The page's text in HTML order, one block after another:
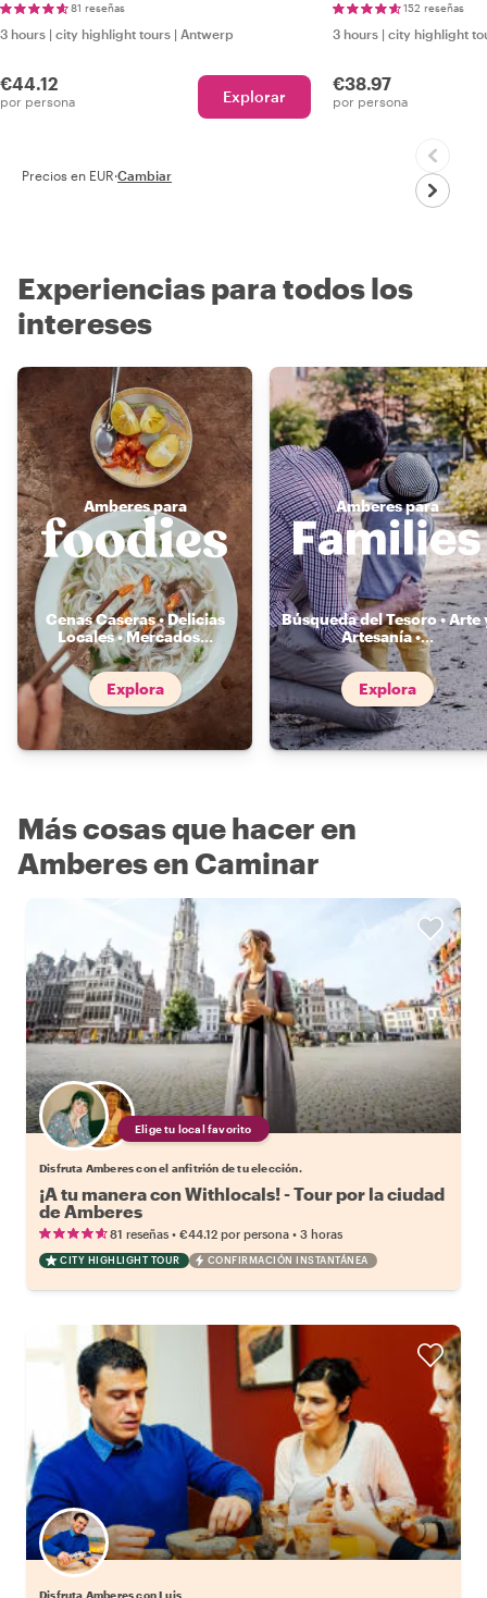
81 reseñas
3 hours | city highlight tours | Antwerp
€44.12
por persona Explorar
152 reseñas
3 hours | city highlight
€38.97
por persona
Precios en EUR·Cambiar
Experiencias para todos los
intereses
Amberes para
Cenas Caseras • Delicias
Locales • Mercados...
Explora
Amberes para
Búsqueda del Tesoro • Arte
Artesanía •...
Explora
Más cosas que hacer en
Amberes en Caminar
Elige tu local favorito
Disfruta Amberes con el anfitrión de tu elección.
¡A tu manera con Withlocals! - Tour por la ciudad
de Amberes
81 reseñas • €44.12 por persona • 3 horas
CITY HIGHLIGHT TOUR CONFIRMACIÓN INSTANTÁNEA
Disfruta Amberes con Luis